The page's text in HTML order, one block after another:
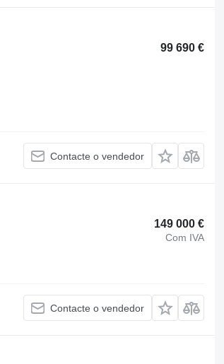
99 690 €
Contacte o vendedor
149 000 €
Com IVA
Contacte o vendedor